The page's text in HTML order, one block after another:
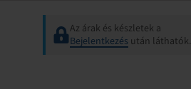
Az árak és készletek a
Bejelentkezés után láthatók.